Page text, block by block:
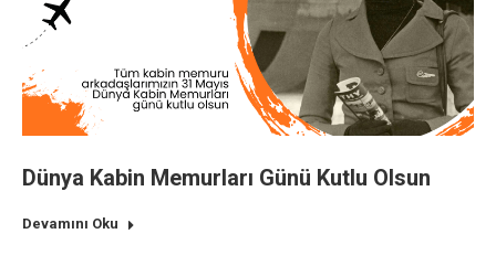
Dünya Kabin Memurları Günü Kutlu Olsun
Devamını Oku